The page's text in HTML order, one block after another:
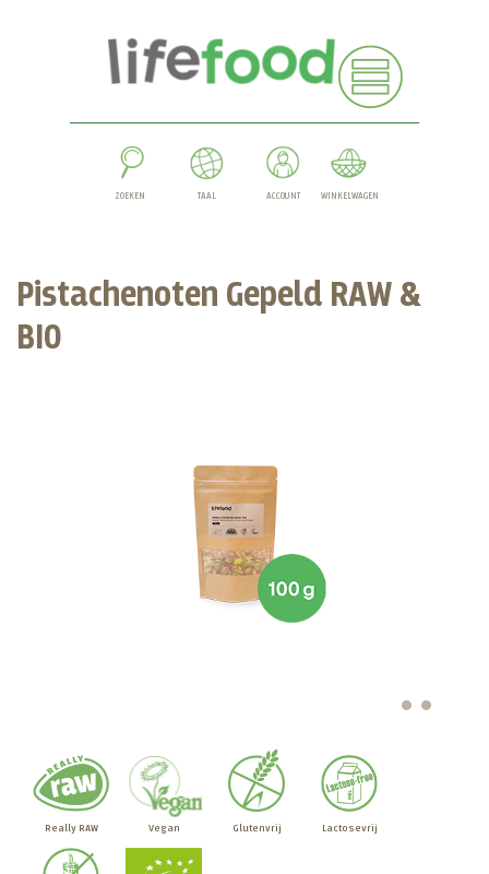
ZOEKEN TAAL ACCOUNT WINKELWAGEN
Pistachenoten Gepeld RAW &
BIO
Really RAW Vegan Glutenvrij Lactosevrij